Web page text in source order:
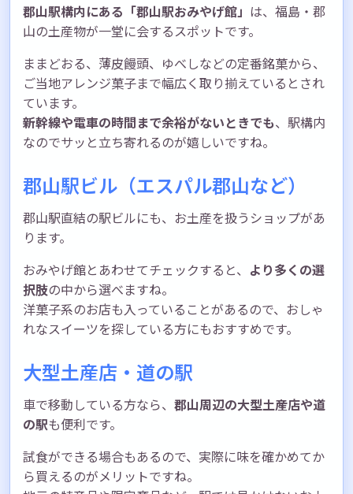
郡山駅構内にある「郡山駅おみやげ館」 は、福島・郡
山の土産物が一堂に会するスポットです。
ままどおる、薄皮饅頭、ゆべしなどの定番銘菓から、
ご当地アレンジ菓子まで幅広く取り揃えているとされ
ています。
新幹線や電車の時間まで余裕がないときでも、駅構内
なのでサッと立ち寄れるのが嬉しいですね。
郡山駅ビル（エスパル郡山など）
郡山駅直結の駅ビルにも、お土産を扱うショップがあ
ります。
おみやげ館とあわせてチェックすると、 より多くの選
択肢の中から選べますね。
洋菓子系のお店も入っていることがあるので、おしゃ
れなスイーツを探している方にもおすすめです。
大型土産店・道の駅
車で移動している方なら、 郡山周辺の大型土産店や道
の駅も便利です。
試食ができる場合もあるので、実際に味を確かめてか
ら買えるのがメリットですね。